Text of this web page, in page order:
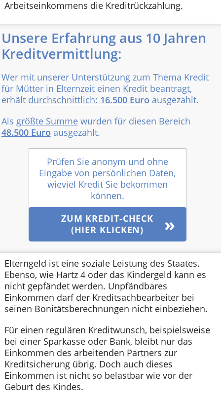
Arbeitseinkommens die Kreditrückzahlung.
Unsere Erfahrung aus 10 Jahren
Kreditvermittlung:
Wer mit unserer Unterstützung zum Thema Kredit
für Mütter in Elternzeit einen Kredit beantragt,
erhält durchschnittlich: 16.500 Euro ausgezahlt.
Als größte Summewurden für diesen Bereich
48.500 Euro ausgezahlt.
Prüfen Sie anonym und ohne
Eingabe von persönlichen Daten,
wieviel Kredit Sie bekommen
können.
ZUM KREDIT-CHECK
(HIER KLICKEN)
Elterngeld ist eine soziale Leistung des Staates.
Ebenso, wie Hartz 4 oder das Kindergeld kann es
nicht gepfändet werden. Unpfändbares
Einkommen darf der Kreditsachbearbeiter bei
seinen Bonitätsberechnungen nicht einbeziehen.
Für einen regulären Kreditwunsch, beispielsweise
bei einer Sparkasse oder Bank, bleibt nur das
Einkommen des arbeitenden Partners zur
Kreditsicherung übrig. Doch auch dieses
Einkommen ist nicht so belastbar wie vor der
Geburt des Kindes.